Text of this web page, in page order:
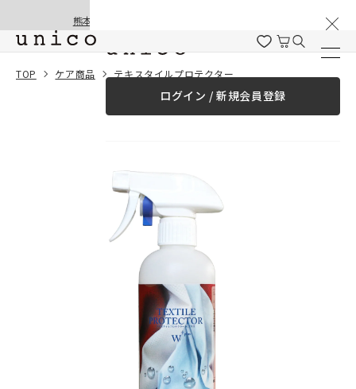
熊本地震の影響による配送遅延と停止について
ログイン / 新規会員登録
商品カテゴリー一覧
家具
カーテン
ラグ
ファブリック雑貨
インテリア雑貨・その他
TOP ケア商品 テキスタイルプロテクター
一緒に購入する